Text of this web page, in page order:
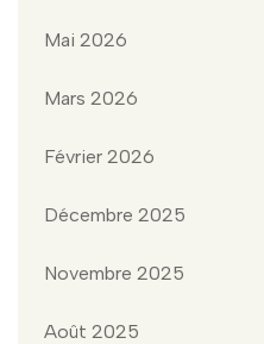
Mai 2026
Mars 2026
Février 2026
Décembre 2025
Novembre 2025
Août 2025